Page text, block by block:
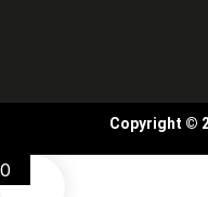
Copyright ©
0